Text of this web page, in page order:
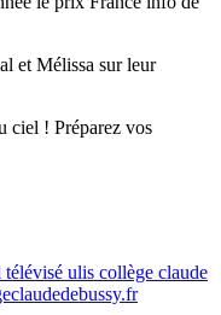
et Mélissa sur leur
ciel ! Préparez vos
télévisé ulis collège claude